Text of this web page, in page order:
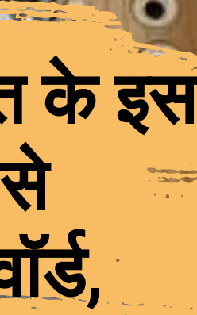
के इस